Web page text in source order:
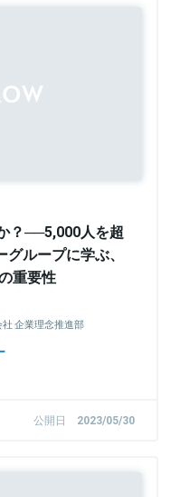
？──5,000人を超
ループに学ぶ、
重要性
企業理念推進部
公開日 2023/05/30